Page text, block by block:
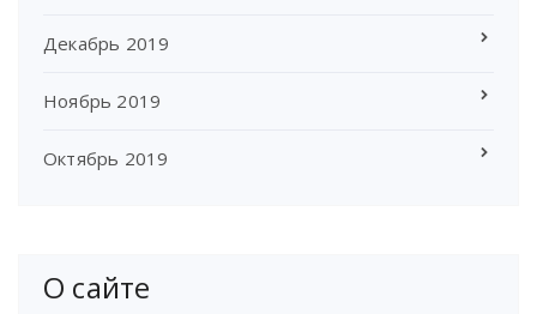
Декабрь 2019
Ноябрь 2019
Октябрь 2019
О сайте